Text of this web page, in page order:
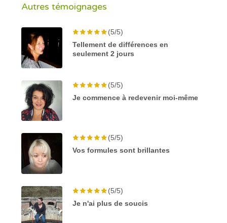
Autres témoignages
(5/5)
Tellement de différences en
seulement 2 jours
(5/5)
Je commence à redevenir moi-même
(5/5)
Vos formules sont brillantes
(5/5)
Je n'ai plus de soucis